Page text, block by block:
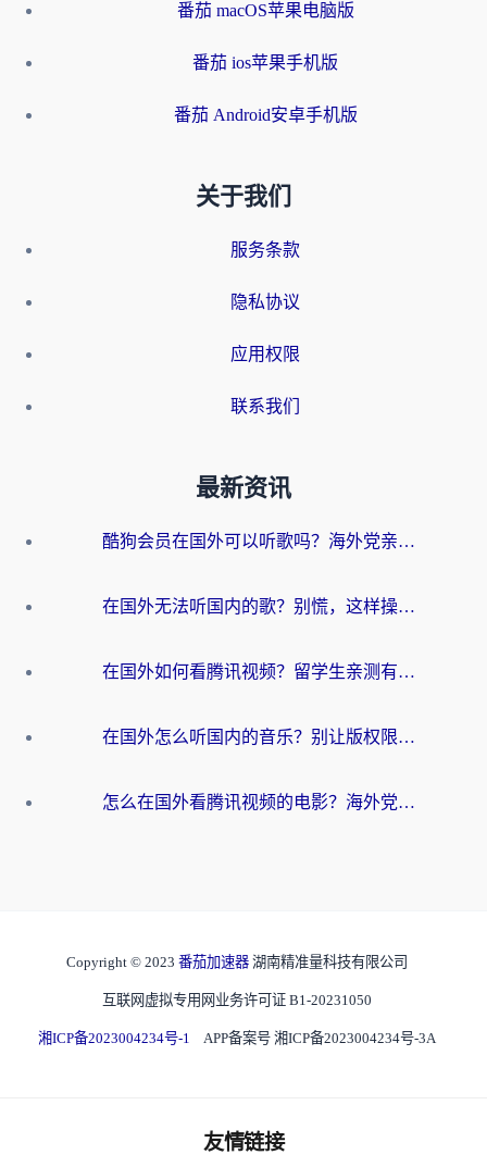
番茄 macOS苹果电脑版
番茄 ios苹果手机版
番茄 Android安卓手机版
关于我们
服务条款
隐私协议
应用权限
联系我们
最新资讯
酷狗会员在国外可以听歌吗？海外党亲测有效：3步解决音乐权限难题
在国外无法听国内的歌？别慌，这样操作就能畅听QQ音乐（附亲测加速器推荐）
在国外如何看腾讯视频？留学生亲测有效的回国加速方案
在国外怎么听国内的音乐？别让版权限制断了你的华语歌单
怎么在国外看腾讯视频的电影？海外党亲测有效的回国加速指南
Copyright © 2023 番茄加速器 湖南精准量科技有限公司
互联网虚拟专用网业务许可证 B1-20231050
湘ICP备2023004234号-1 APP备案号 湘ICP备2023004234号-3A
友情链接